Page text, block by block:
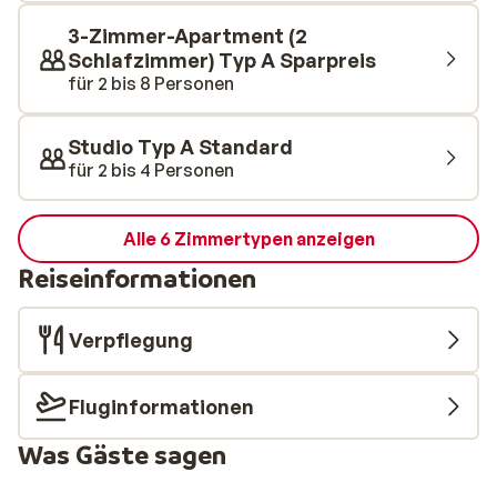
3-Zimmer-Apartment (2
Schlafzimmer) Typ A Sparpreis
für 2 bis 8 Personen
Studio Typ A Standard
für 2 bis 4 Personen
Alle 6 Zimmertypen anzeigen
Reiseinformationen
Verpflegung
Fluginformationen
Was Gäste sagen